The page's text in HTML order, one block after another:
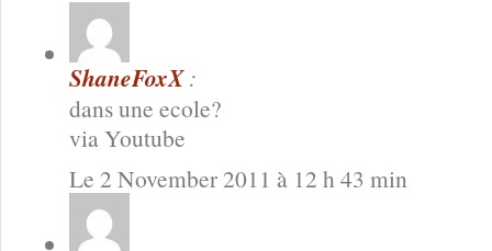
ShaneFoxX :
dans une ecole?
via Youtube
Le 2 November 2011 à 12 h 43 min